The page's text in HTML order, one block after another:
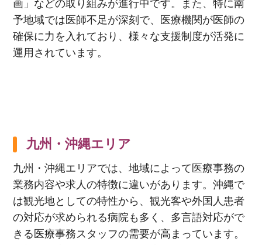
画」などの取り組みが進行中です。また、特に南
予地域では医師不足が深刻で、医療機関が医師の
確保に力を入れており、様々な支援制度が活発に
運用されています。
九州・沖縄エリア
九州・沖縄エリアでは、地域によって医療事務の
業務内容や求人の特徴に違いがあります。沖縄で
は観光地としての特性から、観光客や外国人患者
の対応が求められる病院も多く、多言語対応がで
きる医療事務スタッフの需要が高まっています。